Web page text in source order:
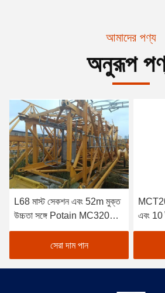
আমাদের পণ্য
অনুরূপ
L68 মাস্ট সেকশন এবং 52m মুক্ত
উচ্চতা সঙ্গে Potain MC320A
ব্যবহৃত টাওয়ার ক্রেন জন্য উপযুক্ত
সেরা দাম পান
এবং 10
টাওয়ার